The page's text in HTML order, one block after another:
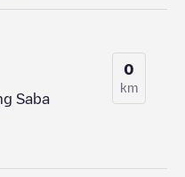
Saba
0
km